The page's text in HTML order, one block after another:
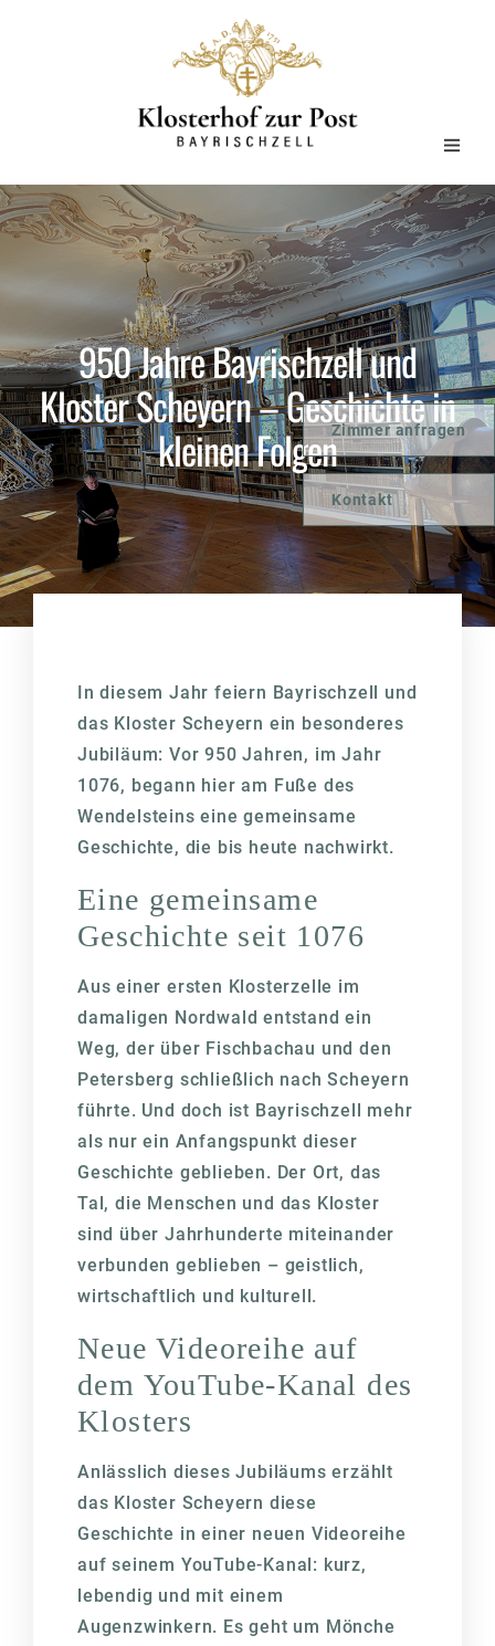
950 Jahre Bayrischzell und
Kloster Scheyern – Geschichte in
kleinen Folgen
In diesem Jahr feiern Bayrischzell und
das Kloster Scheyern ein besonderes
Jubiläum: Vor 950 Jahren, im Jahr
1076, begann hier am Fuße des
Wendelsteins eine gemeinsame
Geschichte, die bis heute nachwirkt.
Eine gemeinsame
Geschichte seit 1076
Aus einer ersten Klosterzelle im
damaligen Nordwald entstand ein
Weg, der über Fischbachau und den
Petersberg schließlich nach Scheyern
führte. Und doch ist Bayrischzell mehr
als nur ein Anfangspunkt dieser
Geschichte geblieben. Der Ort, das
Tal, die Menschen und das Kloster
sind über Jahrhunderte miteinander
verbunden geblieben – geistlich,
wirtschaftlich und kulturell.
Neue Videoreihe auf
dem YouTube-Kanal des
Klosters
Anlässlich dieses Jubiläums erzählt
das Kloster Scheyern diese
Geschichte in einer neuen Videoreihe
auf seinem YouTube-Kanal: kurz,
lebendig und mit einem
Augenzwinkern. Es geht um Mönche
Zimmer anfragen
Kontakt